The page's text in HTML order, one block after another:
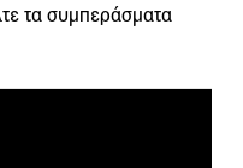
τα συμπεράσματα